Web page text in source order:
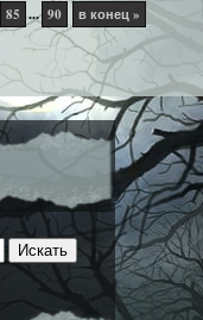
85 ... 90
в конец »